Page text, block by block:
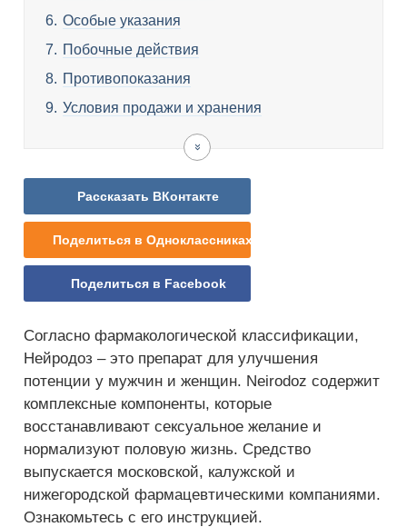
Особые указания
Побочные действия
Противопоказания
Условия продажи и хранения
Рассказать ВКонтакте
Поделиться в Одноклассниках
Поделиться в Facebook
Согласно фармакологической классификации,
Нейродоз – это препарат для улучшения
потенции у мужчин и женщин. Neirodoz содержит
комплексные компоненты, которые
восстанавливают сексуальное желание и
нормализуют половую жизнь. Средство
выпускается московской, калужской и
нижегородской фармацевтическими компаниями.
Ознакомьтесь с его инструкцией.